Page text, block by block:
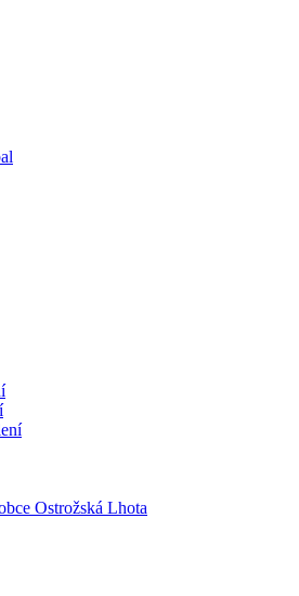
Ostrožská Lhota